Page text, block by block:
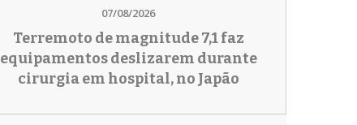
07/08/2026
Terremoto de magnitude 7,1 faz
equipamentos deslizarem durante
cirurgia em hospital, no Japão